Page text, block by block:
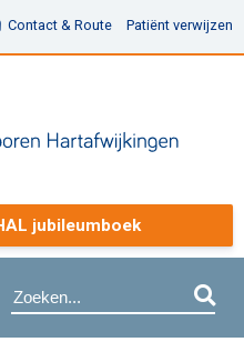
Contact & Route Patiënt verwijzen
jubileumboek